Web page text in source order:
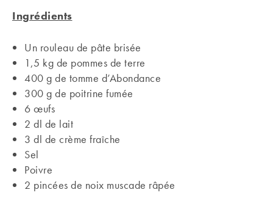
Ingrédients
Un rouleau de pâte brisée
1,5 kg de pommes de terre
400 g de tomme d’Abondance
300 g de poitrine fumée
6 œufs
2 dl de lait
3 dl de crème fraîche
Sel
Poivre
2 pincées de noix muscade râpée